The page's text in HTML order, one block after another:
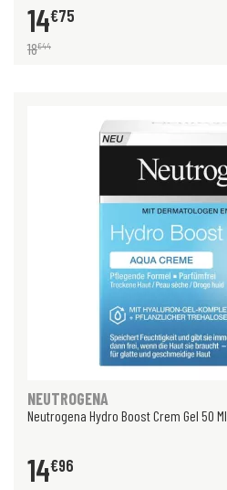
14€75
18€44
NEUTROGENA
Neutrogena Hydro Boost Crem Gel 50 Ml
14€96